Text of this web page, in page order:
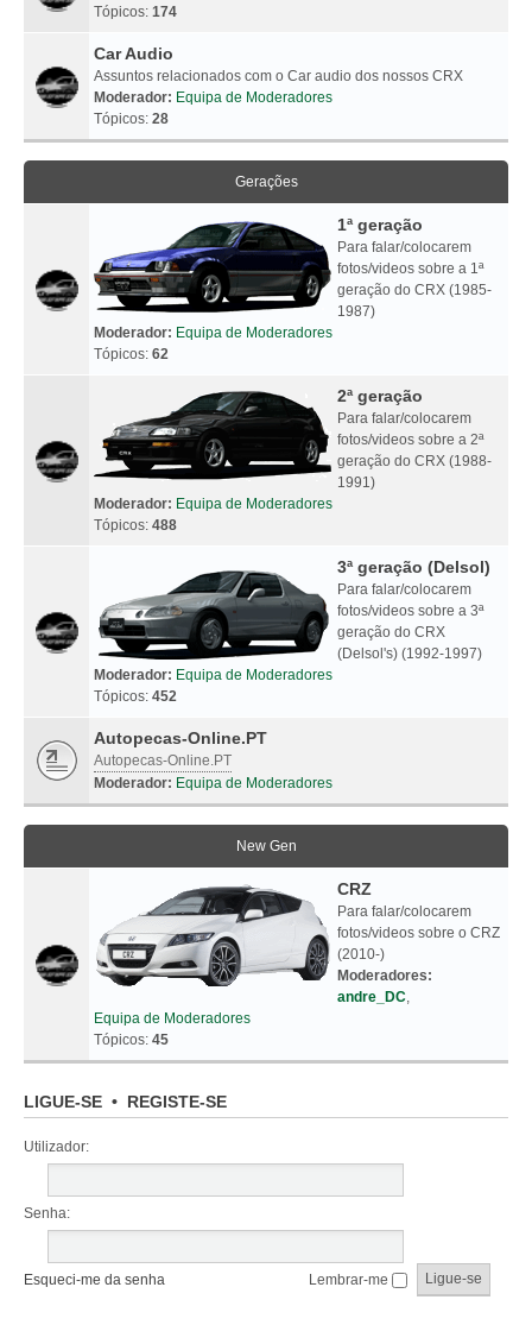
Tópicos: 174
Car Audio
Assuntos relacionados com o Car audio dos nossos CRX
Moderador: Equipa de Moderadores
Tópicos: 28
Gerações
1ª geração
Para falar/colocarem
fotos/videos sobre a 1ª
geração do CRX (1985-
1987)
Moderador: Equipa de Moderadores
Tópicos: 62
2ª geração
Para falar/colocarem
fotos/videos sobre a 2ª
geração do CRX (1988-
1991)
Moderador: Equipa de Moderadores
Tópicos: 488
3ª geração (Delsol)
Para falar/colocarem
fotos/videos sobre a 3ª
geração do CRX
(Delsol's) (1992-1997)
Moderador: Equipa de Moderadores
Tópicos: 452
Autopecas-Online.PT
Autopecas-Online.PT
Moderador: Equipa de Moderadores
New Gen
CRZ
Para falar/colocarem
fotos/videos sobre o CRZ
(2010-)
Moderadores:
andre_DC,
Equipa de Moderadores
Tópicos: 45
LIGUE-SE • REGISTE-SE
Utilizador:
Senha:
Esqueci-me da senha Lembrar-me